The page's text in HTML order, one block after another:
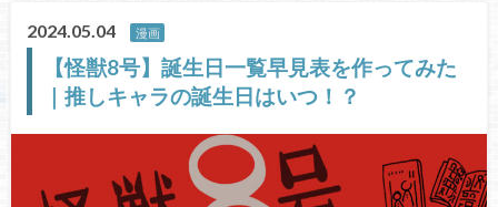
2024.05.04 漫画
【怪獣8号】誕生日一覧早見表を作ってみた
｜推しキャラの誕生日はいつ！？